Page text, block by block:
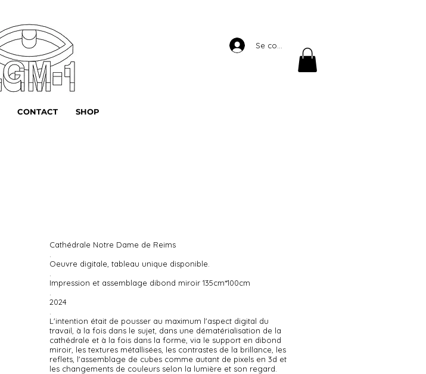
Se connecter
CONTACT SHOP
Cathédrale Notre Dame de Reims
Oeuvre digitale, tableau unique disponible.
Impression et assemblage dibond miroir 135cm*100cm
2024
L'intention était de pousser au maximum l'aspect digital du
travail, à la fois dans le sujet, dans une dématérialisation de la
cathédrale et à la fois dans la forme, via le support en dibond
miroir, les textures métallisées, les contrastes de la brillance, les
reflets, l'assemblage de cubes comme autant de pixels en 3d et
les changements de couleurs selon la lumière et son regard.